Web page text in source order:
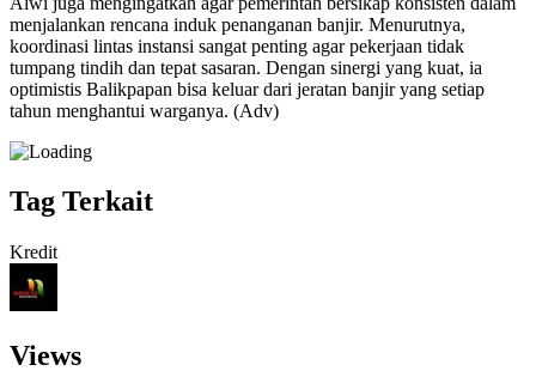
menjalankan rencana induk penanganan banjir. Menurutnya,
koordinasi lintas instansi sangat penting agar pekerjaan tidak
tumpang tindih dan tepat sasaran. Dengan sinergi yang kuat, ia
optimistis Balikpapan bisa keluar dari jeratan banjir yang setiap
tahun menghantui warganya. (Adv)
Tag Terkait
Kredit
Views